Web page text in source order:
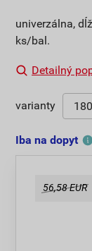
univerzálna,
ks/bal.
Detailný
varianty
Iba na dopyt
56,58 EUR